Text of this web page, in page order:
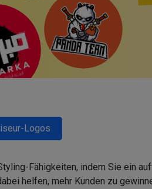
Logos
Fähigkeiten, indem Sie ein
helfen, mehr Kunden zu